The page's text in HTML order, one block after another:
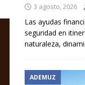
3 agosto, 2026
Las ayudas
seguridad en
naturaleza,
ADEMUZ